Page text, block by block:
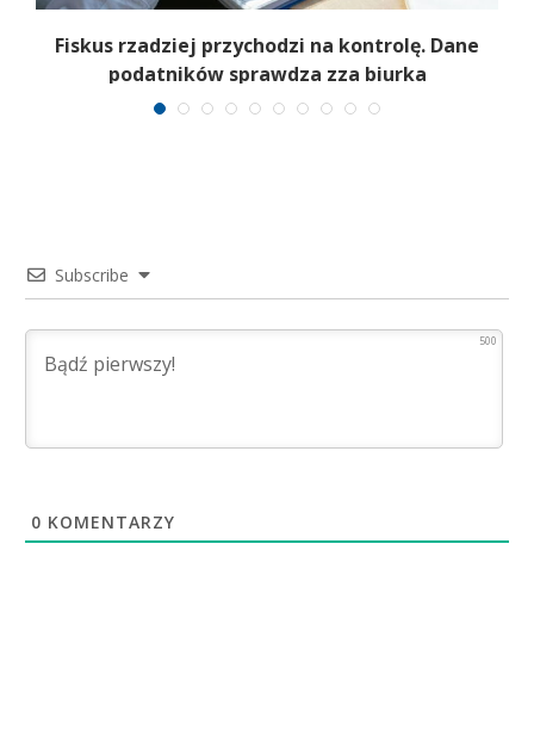
Fiskus rzadziej przychodzi na kontrolę. Dane
podatników sprawdza zza biurka
Subscribe
500
0 KOMENTARZY